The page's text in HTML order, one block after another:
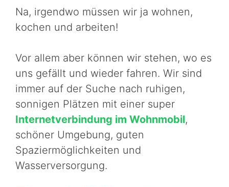
Na, irgendwo müssen wir ja wohnen,
kochen und arbeiten!
Vor allem aber können wir stehen, wo es
uns gefällt und wieder fahren. Wir sind
immer auf der Suche nach ruhigen,
sonnigen Plätzen mit einer super
Internetverbindung im Wohnmobil,
schöner Umgebung, guten
Spaziermöglichkeiten und
Wasserversorgung.